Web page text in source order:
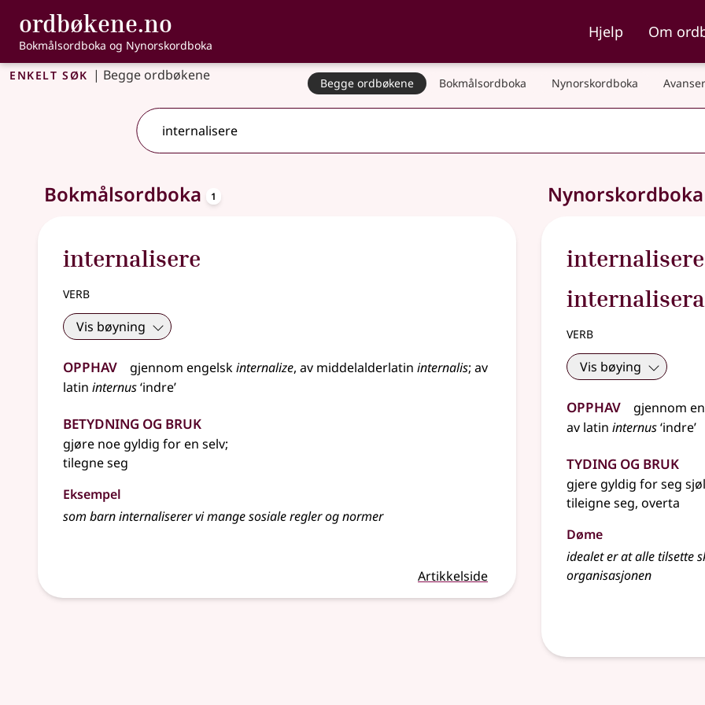
Gå til hovudinnhald
Tilgjenge
ordbøkene.no , Bokmålsordboka og Nynorskordboka
Bokmålsordboka og Nynorskordboka
Hjelp Om
Enkelt søk | Begge ordbøkene Begge ordbøkene Bokmålsordboka Nynorskordboka
Bokmålsordboka 1
internalisere
verb
Vis bøyning
Opphav gjennom engelskinternalize, av middelalderlatin internalis; av
latin internus‘indre’
Betydning og bruk
gjøre noe gyldig for en selv;
tilegne seg
Eksempel
som barninternaliserervi mange sosiale regler og normer
Artikkelside
Nynorskordboka
internalisere
internalisera
verb
Vis bøying
Opphav gjennom
av latin internus‘indre’
Tyding og bruk
gjere gyldig for seg
tileigne seg, overta
Døme
idealet er at alle tilsette
organisasjonen